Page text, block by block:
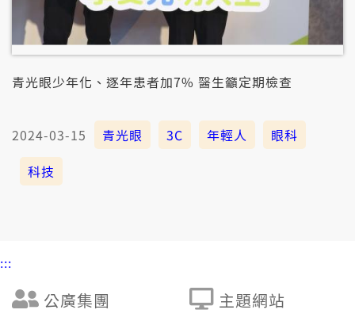
青光眼少年化、逐年患者加7% 醫生籲定期檢查
2024-03-15 青光眼 3C 年輕人
眼科
科技
:::
公廣集團 主題網站